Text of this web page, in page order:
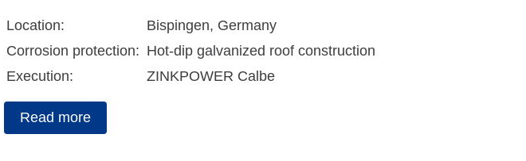
Location:
Bispingen, Germany
Corrosion protection: Hot-dip galvanized roof construction
Execution:
ZINKPOWER Calbe
Read more